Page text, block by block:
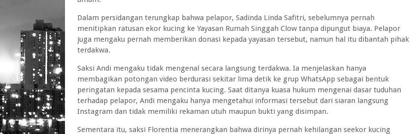
Dalam persidangan terungkap bahwa pelapor, Sadinda Linda Safitri, sebelumnya pernah
menitipkan ratusan ekor kucing ke Yayasan Rumah Singgah Clow tanpa dipungut biaya. Pelapor
juga mengaku pernah memberikan donasi kepada yayasan tersebut, namun hal itu dibantah pihak
terdakwa.
Saksi Andi mengaku tidak mengenal secara langsung terdakwa. Ia menjelaskan hanya
membagikan potongan video berdurasi sekitar lima detik ke grup WhatsApp sebagai bentuk
peringatan kepada sesama pencinta kucing. Saat ditanya kuasa hukum mengenai dasar tuduhan
terhadap pelapor, Andi mengaku hanya mengetahui informasi tersebut dari siaran langsung
Instagram dan tidak memiliki rekaman utuh maupun bukti yang disimpan.
Sementara itu, saksi Florentia menerangkan bahwa dirinya pernah kehilangan seekor kucing